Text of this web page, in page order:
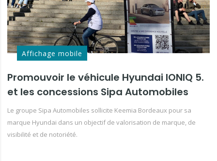
Affichage mobile
Promouvoir le véhicule Hyundai IONIQ 5.
et les concessions Sipa Automobiles
Le groupe Sipa Automobiles sollicite Keemia Bordeaux pour sa
marque Hyundai dans un objectif de valorisation de marque, de
visibilité et de notoriété.